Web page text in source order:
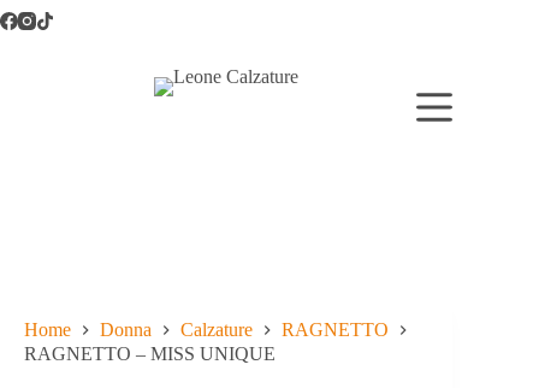
Salta
al
Home Donna Calzature
RAGNETTO
RAGNETTO – MISS UNIQUE